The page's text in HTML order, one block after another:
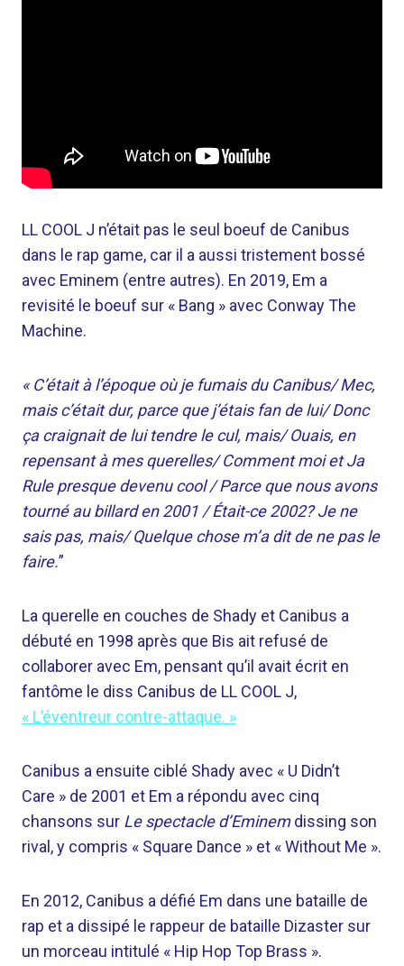
LL COOL J n’était pas le seul boeuf de Canibus
dans le rap game, car il a aussi tristement bossé
avec Eminem (entre autres). En 2019, Em a
revisité le boeuf sur « Bang » avec Conway The
Machine.
« C’était à l’époque où je fumais du Canibus/ Mec,
mais c’était dur, parce que j’étais fan de lui/ Donc
ça craignait de lui tendre le cul, mais/ Ouais, en
repensant à mes querelles/ Comment moi et Ja
Rule presque devenu cool / Parce que nous avons
tourné au billard en 2001 / Était-ce 2002? Je ne
sais pas, mais/ Quelque chose m’a dit de ne pas le
faire.”
La querelle en couches de Shady et Canibus a
débuté en 1998 après que Bis ait refusé de
collaborer avec Em, pensant qu’il avait écrit en
fantôme le diss Canibus de LL COOL J,
« L’éventreur contre-attaque. »
Canibus a ensuite ciblé Shady avec « U Didn’t
Care » de 2001 et Em a répondu avec cinq
chansons sur Le spectacle d’Eminemdissing son
rival, y compris « Square Dance » et « Without Me ».
En 2012, Canibus a défié Em dans une bataille de
rap et a dissipé le rappeur de bataille Dizaster sur
un morceau intitulé « Hip Hop Top Brass ».